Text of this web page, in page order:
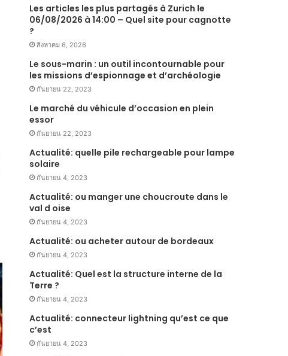
Les articles les plus partagés à Zurich le
06/08/2026 à 14:00 – Quel site pour cagnotte
?
สิงหาคม 6, 2026
Le sous-marin : un outil incontournable pour
les missions d’espionnage et d’archéologie
กันยายน 22, 2023
Le marché du véhicule d’occasion en plein
essor
กันยายน 22, 2023
Actualité: quelle pile rechargeable pour lampe
solaire
กันยายน 4, 2023
Actualité: ou manger une choucroute dans le
val d oise
กันยายน 4, 2023
Actualité: ou acheter autour de bordeaux
กันยายน 4, 2023
Actualité: Quel est la structure interne de la
Terre ?
กันยายน 4, 2023
Actualité: connecteur lightning qu’est ce que
c’est
กันยายน 4, 2023